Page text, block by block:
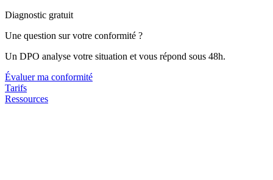
Diagnostic gratuit
Une question sur votre conformité ?
Un DPO analyse votre situation et vous répond sous 48h.
Évaluer ma conformité
Tarifs
Ressources